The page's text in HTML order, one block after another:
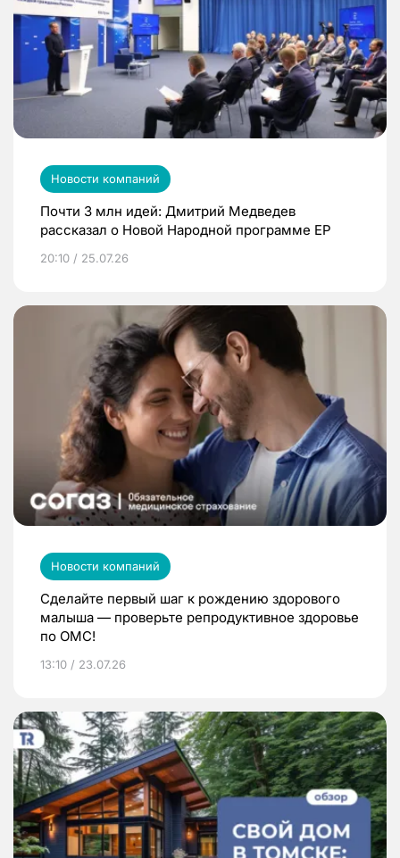
Новости компаний
Почти 3 млн идей: Дмитрий Медведев
рассказал о Новой Народной программе ЕР
20:10 / 25.07.26
Новости компаний
Сделайте первый шаг к рождению здорового
малыша — проверьте репродуктивное здоровье
по ОМС!
13:10 / 23.07.26